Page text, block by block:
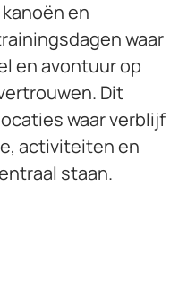
en
waar
en avontuur op
Dit
waar verblijf
activiteiten en
staan.